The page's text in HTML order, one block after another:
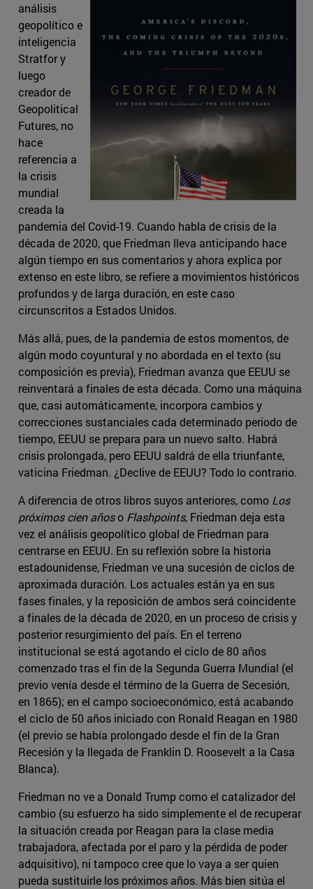
análisis
geopolítico e
inteligencia
Stratfor y
luego
creador de
Geopolitical
Futures, no
hace
referencia a
la crisis
mundial
creada la
pandemia del Covid-19. Cuando habla de crisis de la
década de 2020, que Friedman lleva anticipando hace
algún tiempo en sus comentarios y ahora explica por
extenso en este libro, se refiere a movimientos históricos
profundos y de larga duración, en este caso
circunscritos a Estados Unidos.
Más allá, pues, de la pandemia de estos momentos, de
algún modo coyuntural y no abordada en el texto (su
composición es previa), Friedman avanza que EEUU se
reinventará a finales de esta década. Como una máquina
que, casi automáticamente, incorpora cambios y
correcciones sustanciales cada determinado periodo de
tiempo, EEUU se prepara para un nuevo salto. Habrá
crisis prolongada, pero EEUU saldrá de ella triunfante,
vaticina Friedman. ¿Declive de EEUU? Todo lo contrario.
A diferencia de otros libros suyos anteriores, como Los
próximos cien añoso Flashpoints, Friedman deja esta
vez el análisis geopolítico global de Friedman para
centrarse en EEUU. En su reflexión sobre la historia
estadounidense, Friedman ve una sucesión de ciclos de
aproximada duración. Los actuales están ya en sus
fases finales, y la reposición de ambos será coincidente
a finales de la década de 2020, en un proceso de crisis y
posterior resurgimiento del país. En el terreno
institucional se está agotando el ciclo de 80 años
comenzado tras el fin de la Segunda Guerra Mundial (el
previo venía desde el término de la Guerra de Secesión,
en 1865); en el campo socioeconómico, está acabando
el ciclo de 50 años iniciado con Ronald Reagan en 1980
(el previo se había prolongado desde el fin de la Gran
Recesión y la llegada de Franklin D. Roosevelt a la Casa
Blanca).
Friedman no ve a Donald Trump como el catalizador del
cambio (su esfuerzo ha sido simplemente el de recuperar
la situación creada por Reagan para la clase media
trabajadora, afectada por el paro y la pérdida de poder
adquisitivo), ni tampoco cree que lo vaya a ser quien
pueda sustituirle los próximos años. Más bien sitúa el